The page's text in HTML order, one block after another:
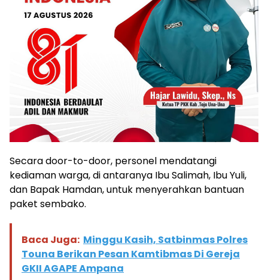
Secara door-to-door, personel mendatangi
kediaman warga, di antaranya Ibu Salimah, Ibu Yuli,
dan Bapak Hamdan, untuk menyerahkan bantuan
paket sembako.
Baca Juga: Minggu Kasih, Satbinmas Polres
Touna Berikan Pesan Kamtibmas Di Gereja
GKII AGAPE Ampana